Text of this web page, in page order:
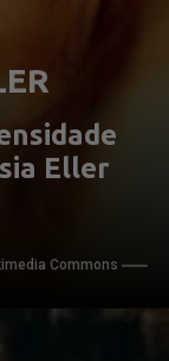
Commons
Eller